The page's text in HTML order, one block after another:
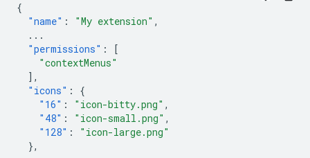
{
"name" : "My extension" ,
...
"permissions" :
[
"contextMenus"
],
"icons" :
{
"16" : "icon-bitty.png" ,
"48" : "icon-small.png" ,
"128" :
"icon-large.png"
},